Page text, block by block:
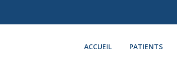
ACCUEIL PATIENTS